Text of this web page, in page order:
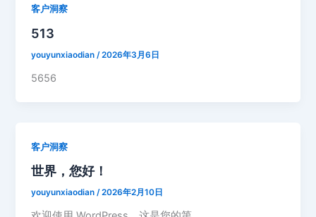
客户洞察
513
youyunxiaodian/2026年3月6日
5656
客户洞察
世界，您好！
youyunxiaodian/2026年2月10日